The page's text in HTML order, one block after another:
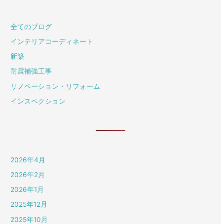
全てのブログ
インテリアコーディネート
新築
耐震補強工事
リノベーション・リフォーム
インスペクション
2026年4月
2026年2月
2026年1月
2025年12月
2025年10月